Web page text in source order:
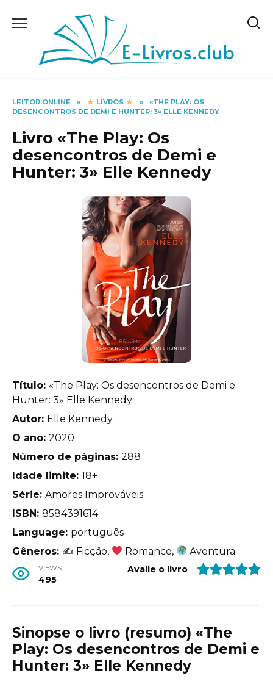
LEITOR.ONLINE » LIVROS »
«THE PLAY: OS
DESENCONTROS DE DEMI E HUNTER: 3» ELLE KENNEDY
Livro «The Play: Os
desencontros de Demi e
Hunter: 3» Elle Kennedy
Título: «The Play: Os desencontros de Demi e
Hunter: 3» Elle Kennedy
Autor: Elle Kennedy
O ano: 2020
Número de páginas: 288
Idade limite: 18+
Série: Amores Improváveis
ISBN: 8584391614
Language: português
Gêneros: ✍ Ficção, Romance, Aventura
VIEWS
495
Avalie o livro
Sinopse o livro (resumo) «The
Play: Os desencontros de Demi e
Hunter: 3» Elle Kennedy